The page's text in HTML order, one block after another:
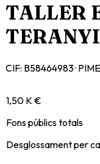
TALLER
CIF: B58464983·
1,50 K €
Fons públics totals
Desglossament per